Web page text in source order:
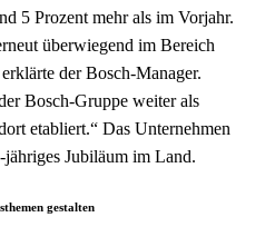
5 Prozent mehr als im Vorjahr.
überwiegend im Bereich
der Bosch-Manager.
Bosch-Gruppe weiter als
etabliert.“ Das Unternehmen
jähriges Jubiläum im Land.
gestalten